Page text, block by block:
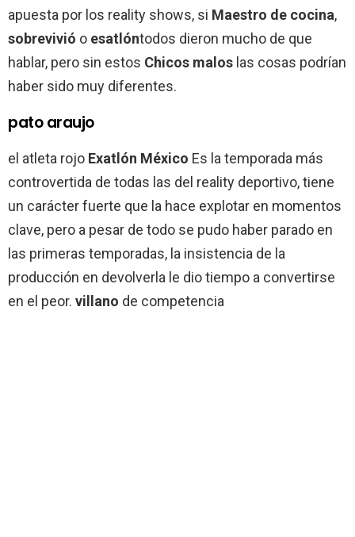
apuesta por los reality shows, si Maestro de cocina,
sobrevivió o esatlóntodos dieron mucho de que
hablar, pero sin estos Chicos malos las cosas podrían
haber sido muy diferentes.
pato araujo
el atleta rojo Exatlón México Es la temporada más
controvertida de todas las del reality deportivo, tiene
un carácter fuerte que la hace explotar en momentos
clave, pero a pesar de todo se pudo haber parado en
las primeras temporadas, la insistencia de la
producción en devolverla le dio tiempo a convertirse
en el peor. villano de competencia